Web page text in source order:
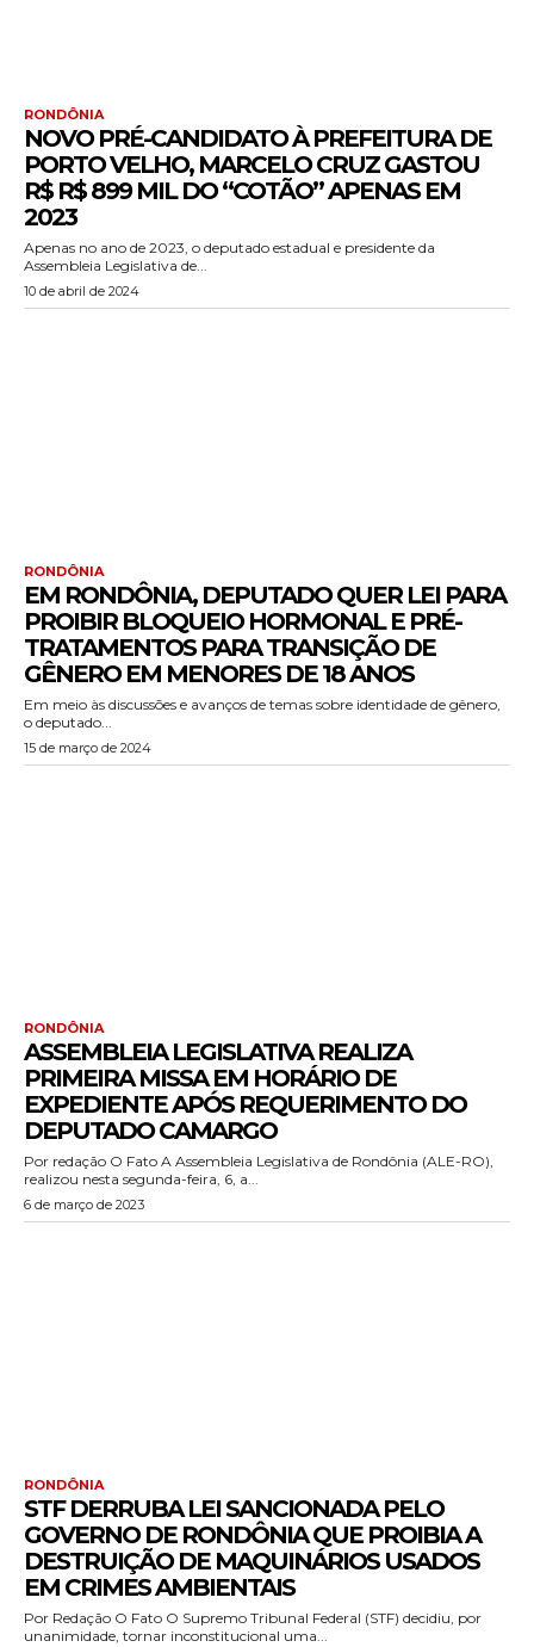
RONDÔNIA
NOVO PRÉ-CANDIDATO À PREFEITURA DE
PORTO VELHO, MARCELO CRUZ GASTOU
R$ R$ 899 MIL DO “COTÃO” APENAS EM
2023
Apenas no ano de 2023, o deputado estadual e presidente da
Assembleia Legislativa de...
10 de abril de 2024
RONDÔNIA
EM RONDÔNIA, DEPUTADO QUER LEI PARA
PROIBIR BLOQUEIO HORMONAL E PRÉ-
TRATAMENTOS PARA TRANSIÇÃO DE
GÊNERO EM MENORES DE 18 ANOS
Em meio às discussões e avanços de temas sobre identidade de gênero,
o deputado...
15 de março de 2024
RONDÔNIA
ASSEMBLEIA LEGISLATIVA REALIZA
PRIMEIRA MISSA EM HORÁRIO DE
EXPEDIENTE APÓS REQUERIMENTO DO
DEPUTADO CAMARGO
Por redação O Fato A Assembleia Legislativa de Rondônia (ALE-RO),
realizou nesta segunda-feira, 6, a...
6 de março de 2023
RONDÔNIA
STF DERRUBA LEI SANCIONADA PELO
GOVERNO DE RONDÔNIA QUE PROIBIA A
DESTRUIÇÃO DE MAQUINÁRIOS USADOS
EM CRIMES AMBIENTAIS
Por Redação O Fato O Supremo Tribunal Federal (STF) decidiu, por
unanimidade, tornar inconstitucional uma...